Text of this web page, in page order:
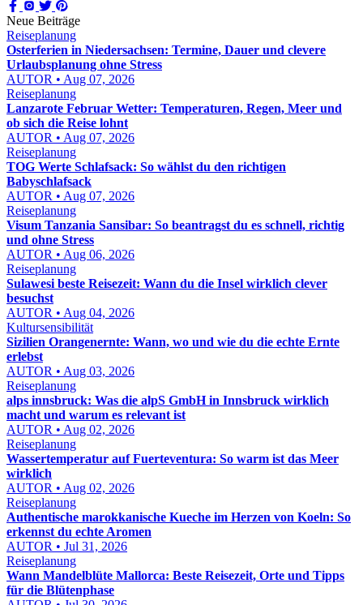
Neue Beiträge
Reiseplanung
Osterferien in Niedersachsen: Termine, Dauer und clevere
Urlaubsplanung ohne Stress
AUTOR • Aug 07, 2026
Reiseplanung
Lanzarote Februar Wetter: Temperaturen, Regen, Meer und
ob sich die Reise lohnt
AUTOR • Aug 07, 2026
Reiseplanung
TOG Werte Schlafsack: So wählst du den richtigen
Babyschlafsack
AUTOR • Aug 07, 2026
Reiseplanung
Visum Tanzania Sansibar: So beantragst du es schnell, richtig
und ohne Stress
AUTOR • Aug 06, 2026
Reiseplanung
Sulawesi beste Reisezeit: Wann du die Insel wirklich clever
besuchst
AUTOR • Aug 04, 2026
Kultursensibilität
Sizilien Orangenernte: Wann, wo und wie du die echte Ernte
erlebst
AUTOR • Aug 03, 2026
Reiseplanung
alps innsbruck: Was die alpS GmbH in Innsbruck wirklich
macht und warum es relevant ist
AUTOR • Aug 02, 2026
Reiseplanung
Wassertemperatur auf Fuerteventura: So warm ist das Meer
wirklich
AUTOR • Aug 02, 2026
Reiseplanung
Authentische marokkanische Kueche im Herzen von Koeln: So
erkennst du echte Aromen
AUTOR • Jul 31, 2026
Reiseplanung
Wann Mandelblüte Mallorca: Beste Reisezeit, Orte und Tipps
für die Blütenphase